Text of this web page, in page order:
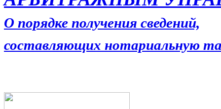
О порядке получения сведений,
составляющих нотариальную